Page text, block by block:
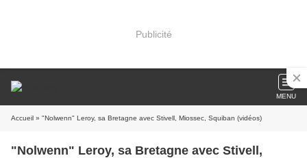
Publicité
MENU
Accueil » "Nolwenn" Leroy, sa Bretagne avec Stivell, Miossec, Squiban (vidéos)
"Nolwenn" Leroy, sa Bretagne avec Stivell,